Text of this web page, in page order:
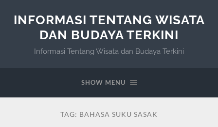
INFORMASI TENTANG WISATA
DAN BUDAYA TERKINI
Informasi Tentang Wisata dan Budaya Terkini
SHOW MENU
TAG: BAHASA SUKU SASAK